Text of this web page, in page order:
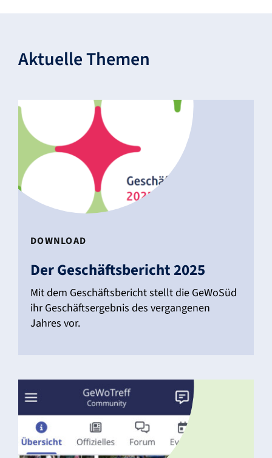
Aktu­elle Themen
DOWN­LOAD
Der Geschäfts­be­richt 2025
Mit dem Geschäfts­be­richt stellt die GeWoSüd
ihr Geschäfts­er­gebnis des vergan­genen
Jahres vor.